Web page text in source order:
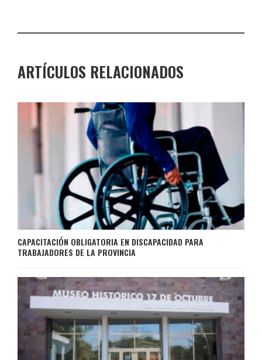
ARTÍCULOS RELACIONADOS
CAPACITACIÓN OBLIGATORIA EN DISCAPACIDAD PARA
TRABAJADORES DE LA PROVINCIA